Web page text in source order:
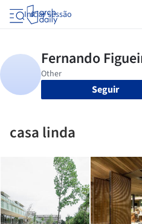
Iniciar sessão
Seguir
casa linda